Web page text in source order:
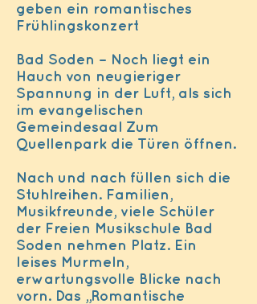
geben ein romantisches
Frühlingskonzert
Bad Soden – Noch liegt ein
Hauch von neugieriger
Spannung in der Luft, als sich
im evangelischen
Gemeindesaal Zum
Quellenpark die Türen öffnen.
Nach und nach füllen sich die
Stuhlreihen. Familien,
Musikfreunde, viele Schüler
der Freien Musikschule Bad
Soden nehmen Platz. Ein
leises Murmeln,
erwartungsvolle Blicke nach
vorn. Das „Romantische